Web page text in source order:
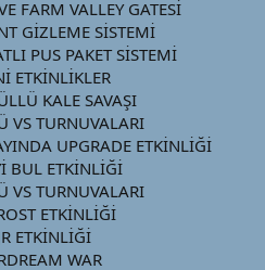
FARM VALLEY GATESİ​
GİZLEME SİSTEMİ​
PUS PAKET SİSTEMİ​
ETKİNLİKLER​
KALE SAVAŞI​
VS TURNUVALARI​
UPGRADE ETKİNLİĞİ​
BUL ETKİNLİĞİ​
VS TURNUVALARI​
ETKİNLİĞİ​
ETKİNLİĞİ​
WAR​